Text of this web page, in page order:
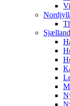
Sjælland